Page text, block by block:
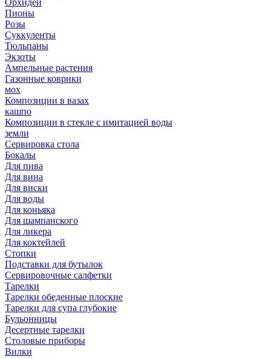
Орхидеи
Пионы
Розы
Суккуленты
Тюльпаны
Экзоты
Ампельные растения
Газонные коврики
мох
Композиции в вазах
кашпо
Композиции в стекле с имитацией воды
земли
Сервировка стола
Бокалы
Для пива
Для вина
Для виски
Для воды
Для коньяка
Для шампанского
Для ликера
Для коктейлей
Стопки
Подставки для бутылок
Сервировочные салфетки
Тарелки
Тарелки обеденные плоские
Тарелки для супа глубокие
Бульонницы
Десертные тарелки
Столовые приборы
Вилки